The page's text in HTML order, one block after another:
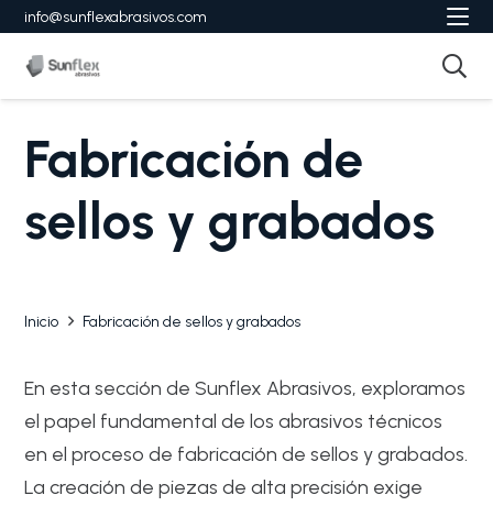
info@sunflexabrasivos.com
Fabricación de
sellos y grabados
Inicio Fabricación de sellos y grabados
En esta sección de Sunflex Abrasivos, exploramos
el papel fundamental de los abrasivos técnicos
en el proceso de fabricación de sellos y grabados.
La creación de piezas de alta precisión exige